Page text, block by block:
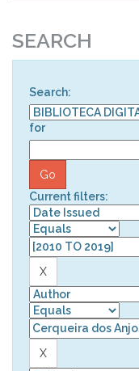
SEARCH
Search:
for
Current filters: